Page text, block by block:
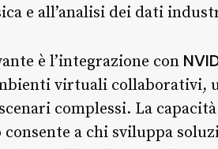
e all’analisi dei dati
è l’integrazione con
virtuali collaborativi,
complessi. La
consente a chi sviluppa